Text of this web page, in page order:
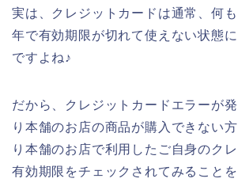
実は、クレジットカードは通常、何
年で有効期限が切れて使えない状態
ですよね♪
だから、クレジットカードエラーが
り本舗のお店の商品が購入できない
り本舗のお店で利用したご自身のク
有効期限をチェックされてみること